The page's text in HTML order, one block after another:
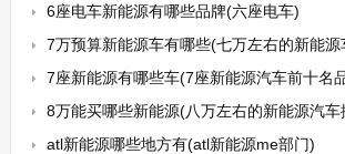
6座电车新能源有哪些品牌(六座电车)
7万预算新能源车有哪些(七万左右的新能源
7座新能源有哪些车(7座新能源汽车前十名
8万能买哪些新能源(八万左右的新能源汽车
atl新能源哪些地方有(atl新能源me部门)